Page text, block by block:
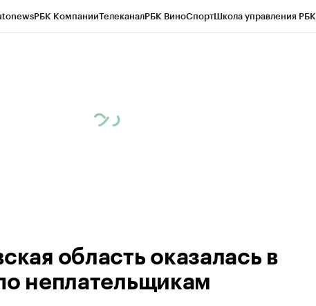
РБК КомпанииТелеканалРБК ВиноСпортШкола управления РБК
область оказалась в
неплательщикам